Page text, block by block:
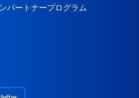
パートナープログラム